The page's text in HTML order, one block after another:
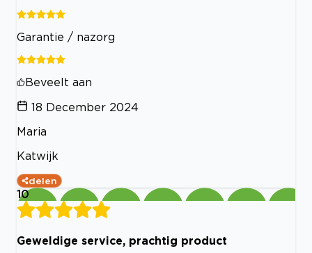
Garantie / nazorg
Beveelt aan
18 December 2024
Maria
Katwijk
delen
10
Geweldige service, prachtig product